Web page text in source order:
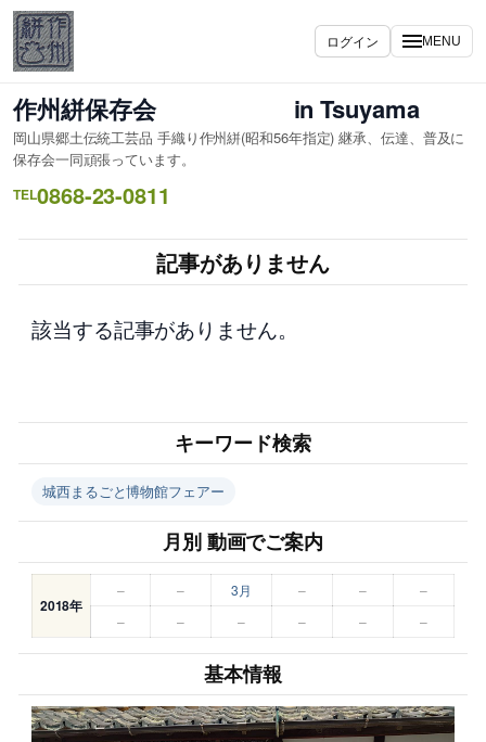
内
容
を
ス
キ
ッ
プ
ログイン MENU
作州絣保存会 in Tsuyama
岡山県郷土伝統工芸品 手織り作州絣(昭和56年指定) 継承、伝達、普及に
保存会一同頑張っています。
TEL0868-23-0811
記事がありません
該当する記事がありません。
キーワード検索
城西まるごと博物館フェアー
月別 動画でご案内
2018年
– – 3月 – –
–
–
– – – – –
基本情報